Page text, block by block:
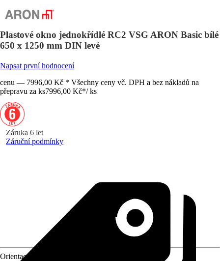
Plastové okno jednokřídlé RC2 VSG ARON Basic bílé
650 x 1250 mm DIN levé
Napsat první hodnocení
cenu — 7996,00 Kč * Všechny ceny vč. DPH a bez nákladů na
přepravu za ks7996,00 Kč*/ ks
Záruka 6 let
Záruční podmínky
Orientace